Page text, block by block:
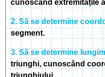
cunoscând extremitățile
2. Să se determine
segment.
3. Să se determine
triunghi, cunoscând